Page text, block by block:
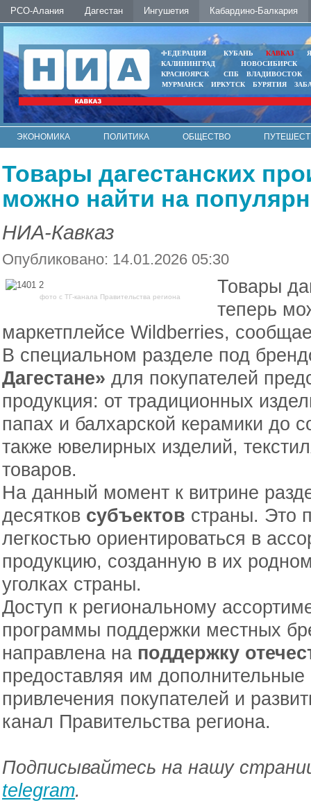
РСО-Алания Дагестан Ингушетия Кабардино-Балкария
ФЕДЕРАЦИЯ КУБАНЬ КАВКАЗ
КАЛИНИНГРАД
НОВОСИБИРСК
КРАСНОЯРСК
СПБ
ВЛАДИВОСТОК
МУРМАНСК
ИРКУТСК БУРЯТИЯ
ЭКОНОМИКА ПОЛИТИКА ОБЩЕСТВО
Товары дагестанских
можно найти на
НИА-Кавказ
Опубликовано: 14.01.2026 05:30
фото с ТГ-канала Правительства региона
Товары
теперь
маркетплейсе Wildberries,
В специальном разделе под
Дагестане» для покупателей
продукция: от традиционных
папах и балхарской керамики до
также ювелирных изделий,
товаров.
На данный момент к витрине
десятков субъектов страны. Это
легкостью ориентироваться в
продукцию, созданную в их
уголках страны.
Доступ к региональному
программы поддержки местных
направлена на поддержку
предоставляя им
привлечения покупателей и
канал Правительства региона.
Подписывайтесь на нашу
telegram.